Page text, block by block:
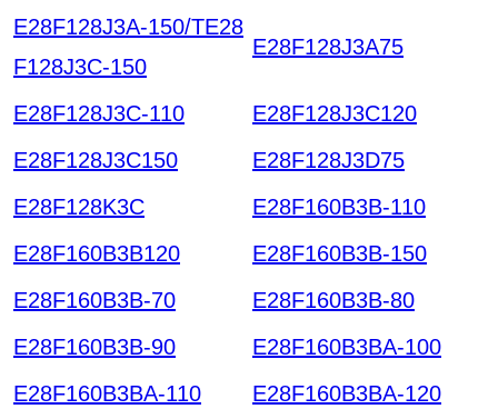
E28F128J3A-150/TE28
F128J3C-150
E28F128J3A75
E28F128J3C-110
E28F128J3C120
E28F128J3C150
E28F128J3D75
E28F128K3C
E28F160B3B-110
E28F160B3B120
E28F160B3B-150
E28F160B3B-70
E28F160B3B-80
E28F160B3B-90
E28F160B3BA-100
E28F160B3BA-110
E28F160B3BA-120